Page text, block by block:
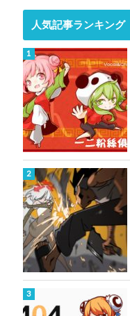
人気記事ランキング